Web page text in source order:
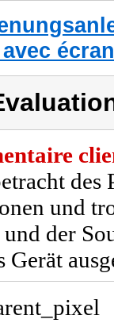
avec
des
und
der
Gerät